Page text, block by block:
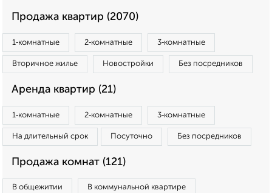
Продажа квартир (2070)
1‑комнатные 2‑комнатные 3‑комнатные
Вторичное жилье Новостройки Без посредников
Аренда квартир (21)
1‑комнатные 2‑комнатные 3‑комнатные
На длительный срок Посуточно Без посредников
Продажа комнат (121)
В общежитии В коммунальной квартире